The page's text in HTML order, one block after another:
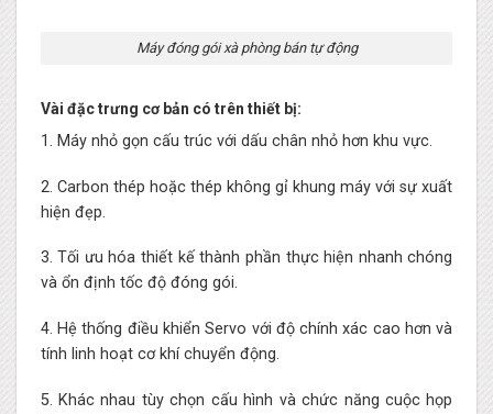
Máy đóng gói xà phòng bán tự động
Vài đặc trưng cơ bản có trên thiết bị:
1. Máy nhỏ gọn cấu trúc với dấu chân nhỏ hơn khu vực.
2. Carbon thép hoặc thép không gỉ khung máy với sự xuất
hiện đẹp.
3. Tối ưu hóa thiết kế thành phần thực hiện nhanh chóng
và ổn định tốc độ đóng gói.
4. Hệ thống điều khiển Servo với độ chính xác cao hơn và
tính linh hoạt cơ khí chuyển động.
5. Khác nhau tùy chọn cấu hình và chức năng cuộc họp